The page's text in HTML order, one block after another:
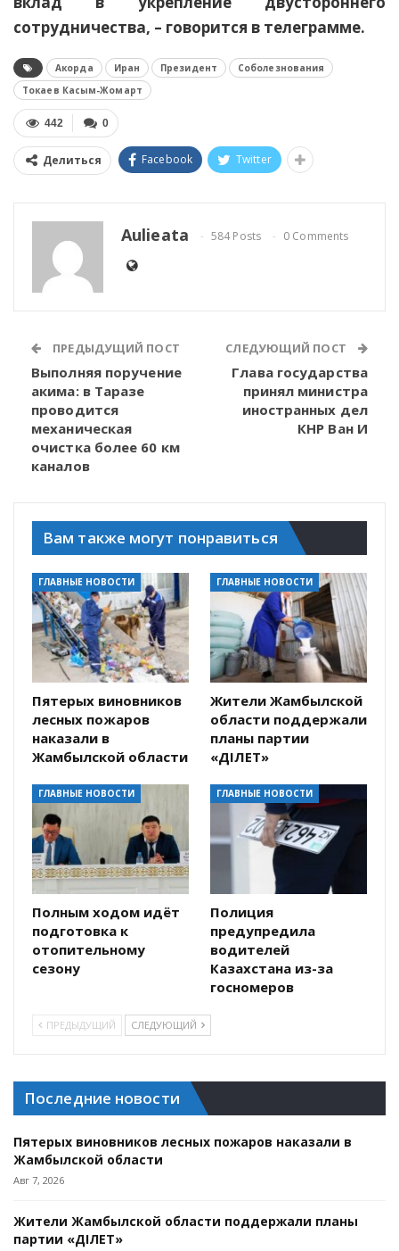
сотрудничества, – говорится в телеграмме.
Акорда Иран Президент
Соболезнования
Токаев Касым-Жомарт
0
442
Делиться Facebook Twitter
Aulieata 584 Posts 0 Comments
ПРЕДЫДУЩИЙ ПОСТ
Выполняя поручение
акима: в Таразе
проводится
механическая
очистка более 60 км
каналов
СЛЕДУЮЩИЙ ПОСТ
Глава государства
принял министра
иностранных дел
КНР Ван И
Вам также могут понравиться
ГЛАВНЫЕ НОВОСТИ
Пятерых виновников
лесных пожаров
наказали в
Жамбылской области
ГЛАВНЫЕ НОВОСТИ
Жители Жамбылской
области поддержали
планы партии
«ӘДІЛЕТ»
ГЛАВНЫЕ НОВОСТИ
Полным ходом идёт
подготовка к
отопительному
сезону
ГЛАВНЫЕ НОВОСТИ
Полиция
предупредила
водителей
Казахстана из-за
госномеров
ПРЕДЫДУЩИЙ СЛЕДУЮЩИЙ
Последние новости
Пятерых виновников лесных пожаров наказали в
Жамбылской области
Авг 7, 2026
Жители Жамбылской области поддержали планы
партии «ӘДІЛЕТ»